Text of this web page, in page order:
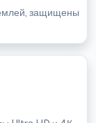
защищены